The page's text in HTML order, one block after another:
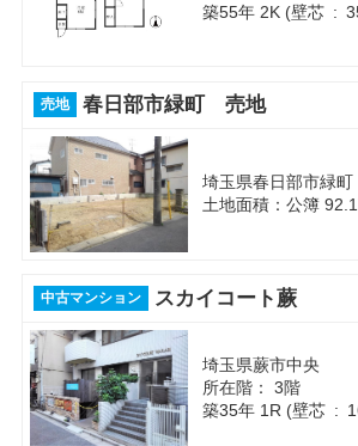
築55年 2K (壁芯 :
売地 春日部市緑町 売地
埼玉県春日部市緑町
土地面積：公簿
中古マンション スカイコート蕨
埼玉県蕨市中央
所在階： 3階
築35年 1R (壁芯 :